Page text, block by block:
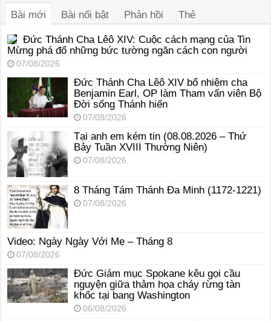
Bài mới Bài nổi bật Phản hồi Thẻ
Đức Thánh Cha Lêô XIV: Cuộc cách mạng của Tin
Mừng phá đổ những bức tường ngăn cách con người
07/08/2026
Đức Thánh Cha Lêô XIV bổ nhiệm cha
Benjamin Earl, OP làm Tham vấn viên Bộ
Đời sống Thánh hiến
07/08/2026
Tại anh em kém tin (08.08.2026 – Thứ
Bảy Tuần XVIII Thường Niên)
07/08/2026
8 Tháng Tám Thánh Ða Minh (1172-1221)
07/08/2026
Video: Ngày Ngày Với Mẹ – Tháng 8
07/08/2026
Đức Giám mục Spokane kêu gọi cầu
nguyện giữa thảm họa cháy rừng tàn
khốc tại bang Washington
06/08/2026